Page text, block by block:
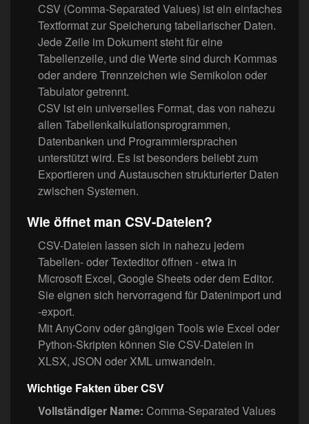
CSV (Comma-Separated Values) ist ein einfaches
Textformat zur Speicherung tabellarischer Daten.
Jede Zeile im Dokument steht für eine
Tabellenzeile, und die Werte sind durch Kommas
oder andere Trennzeichen wie Semikolon oder
Tabulator getrennt.
CSV ist ein universelles Format, das von nahezu
allen Tabellenkalkulationsprogrammen,
Datenbanken und Programmiersprachen
unterstützt wird. Es ist besonders beliebt zum
Exportieren und Austauschen strukturierter Daten
zwischen Systemen.
Wie öffnet man CSV-Dateien?
CSV-Dateien lassen sich in nahezu jedem
Tabellen- oder Texteditor öffnen - etwa in
Microsoft Excel, Google Sheets oder dem Editor.
Sie eignen sich hervorragend für Datenimport und
-export.
Mit AnyConv oder gängigen Tools wie Excel oder
Python-Skripten können Sie CSV-Dateien in
XLSX, JSON oder XML umwandeln.
Wichtige Fakten über CSV
Vollständiger Name: Comma-Separated Values